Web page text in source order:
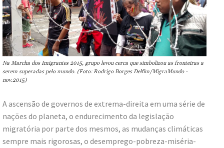
Na Marcha dos Imigrantes 2015, grupo levou cerca que simbolizou as fronteiras a
serem superadas pelo mundo. (Foto: Rodrigo Borges Delfim/MigraMundo -
nov.2015)
A ascensão de governos de extrema-direita em uma série de
nações do planeta, o endurecimento da legislação
migratória por parte dos mesmos, as mudanças climáticas
sempre mais rigorosas, o desemprego-pobreza-miséria-